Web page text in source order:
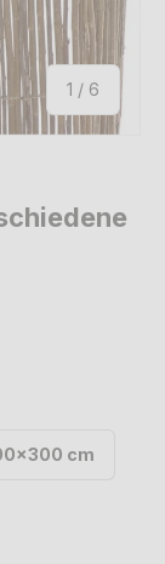
1 / von
6
cm